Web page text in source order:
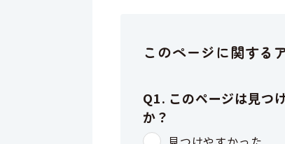
このページに関する